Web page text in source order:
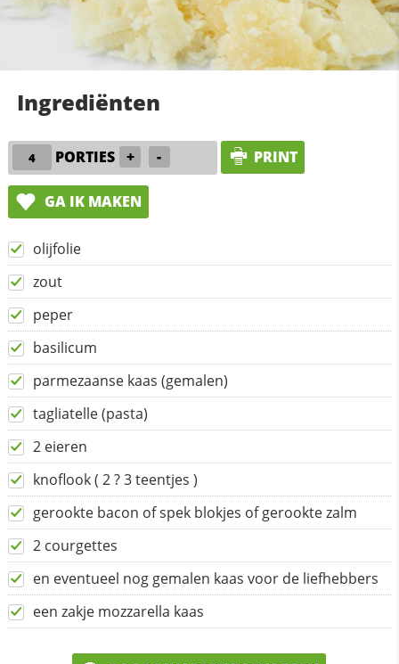
Ingrediënten
PORTIES + - PRINT
GA IK MAKEN
olijfolie
zout
peper
basilicum
parmezaanse kaas (gemalen)
tagliatelle (pasta)
2 eieren
knoflook ( 2 ? 3 teentjes )
gerookte bacon of spek blokjes of gerookte zalm
2 courgettes
en eventueel nog gemalen kaas voor de liefhebbers
een zakje mozzarella kaas